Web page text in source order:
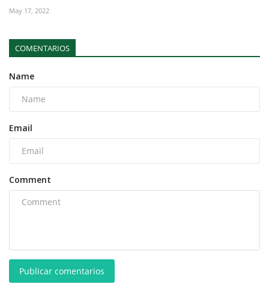
May 17, 2022
COMENTARIOS
Name
Email
Comment
Publicar comentarios